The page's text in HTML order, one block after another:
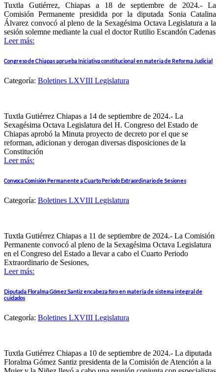
Tuxtla Gutiérrez, Chiapas a 18 de septiembre de 2024.- La
Comisión Permanente presidida por la diputada Sonia Catalina
Álvarez convocó al pleno de la Sexagésima Octava Legislatura a la
sesión solemne mediante la cual el doctor Rutilio Escandón Cadenas
Leer más:
Congreso de Chiapas aprueba Iniciativa constitucional en materia de Reforma Judicial
Categoría: Boletines LXVIII Legislatura
Tuxtla Gutiérrez Chiapas a 14 de septiembre de 2024.- La
Sexagésima Octava Legislatura del H. Congreso del Estado de
Chiapas aprobó la Minuta proyecto de decreto por el que se
reforman, adicionan y derogan diversas disposiciones de la
Constitución
Leer más:
Convoca Comisión Permanente a Cuarto Periodo Extraordinario de Sesiones
Categoría: Boletines LXVIII Legislatura
Tuxtla Gutiérrez Chiapas a 11 de septiembre de 2024.- La Comisión
Permanente convocó al pleno de la Sexagésima Octava Legislatura
en el Congreso del Estado a llevar a cabo el Cuarto Periodo
Extraordinario de Sesiones,
Leer más:
Diputada Floralma Gómez Santiz encabeza foro en materia de sistema integral de
cuidados
Categoría: Boletines LXVIII Legislatura
Tuxtla Gutiérrez Chiapas a 10 de septiembre de 2024.- La diputada
Floralma Gómez Santiz presidenta de la Comisión de Atención a la